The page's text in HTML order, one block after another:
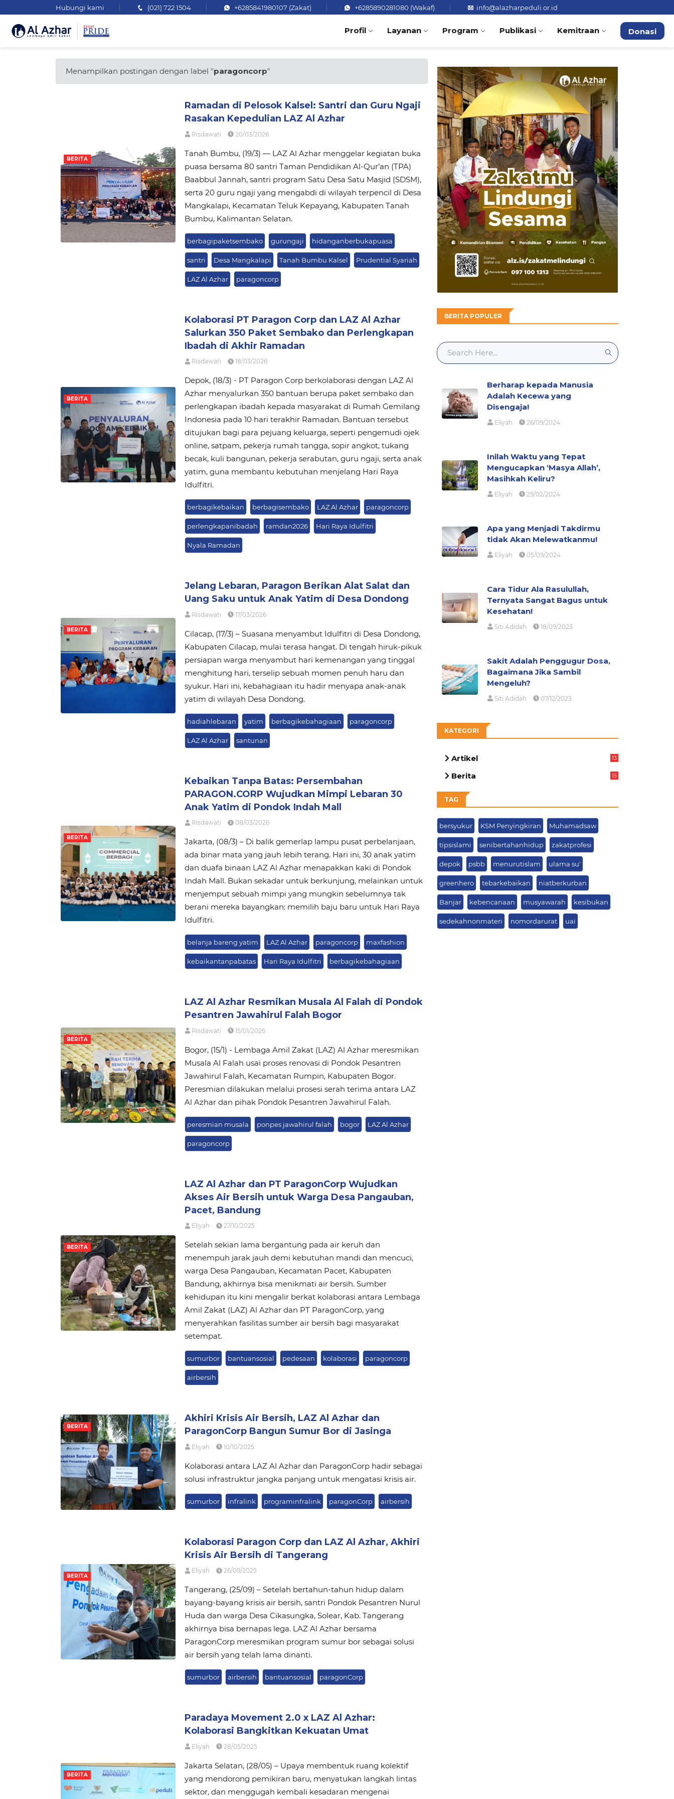
Hubungi kami (021) 722 1504 +6285841980107 (Zakat) +6285890281080 (Wakaf) info@alazharpeduli.or.id
Profil Layanan Program Publikasi Kemitraan Donasi
Menampilkan postingan dengan label "paragoncorp"
BERITA
Ramadan di Pelosok Kalsel: Santri dan Guru Ngaji
Rasakan Kepedulian LAZ Al Azhar
Risdawati 20/03/2026
Tanah Bumbu, (19/3) — LAZ Al Azhar menggelar kegiatan buka
puasa bersama 80 santri Taman Pendidikan Al-Qur’an (TPA)
Baabbul Jannah, santri program Satu Desa Satu Masjid (SDSM),
serta 20 guru ngaji yang mengabdi di wilayah terpencil di Desa
Mangkalapi, Kecamatan Teluk Kepayang, Kabupaten Tanah
Bumbu, Kalimantan Selatan.
berbagipaketsembako gurungaji hidanganberbukapuasa
santri Desa Mangkalapi Tanah Bumbu Kalsel Prudential Syariah
LAZ Al Azhar paragoncorp
BERITA
Kolaborasi PT Paragon Corp dan LAZ Al Azhar
Salurkan 350 Paket Sembako dan Perlengkapan
Ibadah di Akhir Ramadan
Risdawati 18/03/2026
Depok, (18/3) - PT Paragon Corp berkolaborasi dengan LAZ Al
Azhar menyalurkan 350 bantuan berupa paket sembako dan
perlengkapan ibadah kepada masyarakat di Rumah Gemilang
Indonesia pada 10 hari terakhir Ramadan. Bantuan tersebut
ditujukan bagi para pejuang keluarga, seperti pengemudi ojek
online, satpam, pekerja rumah tangga, sopir angkot, tukang
becak, kuli bangunan, pekerja serabutan, guru ngaji, serta anak
yatim, guna membantu kebutuhan menjelang Hari Raya
Idulfitri.
berbagikebaikan berbagisembako LAZ Al Azhar paragoncorp
perlengkapanibadah ramdan2026 Hari Raya Idulfitri
Nyala Ramadan
BERITA
Jelang Lebaran, Paragon Berikan Alat Salat dan
Uang Saku untuk Anak Yatim di Desa Dondong
Risdawati 17/03/2026
Cilacap, (17/3) – Suasana menyambut Idulfitri di Desa Dondong,
Kabupaten Cilacap, mulai terasa hangat. Di tengah hiruk-pikuk
persiapan warga menyambut hari kemenangan yang tinggal
menghitung hari, terselip sebuah momen penuh haru dan
syukur. Hari ini, kebahagiaan itu hadir menyapa anak-anak
yatim di wilayah Desa Dondong.
hadiahlebaran yatim berbagikebahagiaan paragoncorp
LAZ Al Azhar santunan
BERITA
Kebaikan Tanpa Batas: Persembahan
PARAGON.CORP Wujudkan Mimpi Lebaran 30
Anak Yatim di Pondok Indah Mall
Risdawati 08/03/2026
Jakarta, (08/3) – Di balik gemerlap lampu pusat perbelanjaan,
ada binar mata yang jauh lebih terang. Hari ini, 30 anak yatim
dan duafa binaan LAZ Al Azhar menapakkan kaki di Pondok
Indah Mall. Bukan sekadar untuk berkunjung, melainkan untuk
menjemput sebuah mimpi yang mungkin sebelumnya tak
berani mereka bayangkan: memilih baju baru untuk Hari Raya
Idulfitri.
belanja bareng yatim LAZ Al Azhar paragoncorp maxfashion
kebaikantanpabatas Hari Raya Idulfitri berbagikebahagiaan
BERITA
LAZ Al Azhar Resmikan Musala Al Falah di Pondok
Pesantren Jawahirul Falah Bogor
Risdawati 15/01/2026
Bogor, (15/1) - Lembaga Amil Zakat (LAZ) Al Azhar meresmikan
Musala Al Falah usai proses renovasi di Pondok Pesantren
Jawahirul Falah, Kecamatan Rumpin, Kabupaten Bogor.
Peresmian dilakukan melalui prosesi serah terima antara LAZ
Al Azhar dan pihak Pondok Pesantren Jawahirul Falah.
peresmian musala ponpes jawahirul falah bogor LAZ Al Azhar
paragoncorp
BERITA
LAZ Al Azhar dan PT ParagonCorp Wujudkan
Akses Air Bersih untuk Warga Desa Pangauban,
Pacet, Bandung
Eliyah 27/10/2025
Setelah sekian lama bergantung pada air keruh dan
menempuh jarak jauh demi kebutuhan mandi dan mencuci,
warga Desa Pangauban, Kecamatan Pacet, Kabupaten
Bandung, akhirnya bisa menikmati air bersih. Sumber
kehidupan itu kini mengalir berkat kolaborasi antara Lembaga
Amil Zakat (LAZ) Al Azhar dan PT ParagonCorp, yang
menyerahkan fasilitas sumber air bersih bagi masyarakat
setempat.
sumurbor bantuansosial pedesaan kolaborasi paragoncorp
airbersih
BERITA
Akhiri Krisis Air Bersih, LAZ Al Azhar dan
ParagonCorp Bangun Sumur Bor di Jasinga
Eliyah 10/10/2025
Kolaborasi antara LAZ Al Azhar dan ParagonCorp hadir sebagai
solusi infrastruktur jangka panjang untuk mengatasi krisis air.
sumurbor infralink programinfralink paragonCorp airbersih
BERITA
Kolaborasi Paragon Corp dan LAZ Al Azhar, Akhiri
Krisis Air Bersih di Tangerang
Eliyah 26/09/2025
Tangerang, (25/09) – Setelah bertahun-tahun hidup dalam
bayang-bayang krisis air bersih, santri Pondok Pesantren Nurul
Huda dan warga Desa Cikasungka, Solear, Kab. Tangerang
akhirnya bisa bernapas lega. LAZ Al Azhar bersama
ParagonCorp meresmikan program sumur bor sebagai solusi
air bersih yang telah lama dinanti.
sumurbor airbersih bantuansosial paragonCorp
BERITA
Paradaya Movement 2.0 x LAZ Al Azhar:
Kolaborasi Bangkitkan Kekuatan Umat
Eliyah 28/05/2025
Jakarta Selatan, (28/05) – Upaya membentuk ruang kolektif
yang mendorong pemikiran baru, menyatukan langkah lintas
sektor, dan menggugah kembali kesadaran mengenai
BERITA POPULER
Berharap kepada Manusia
Adalah Kecewa yang
Disengaja!
Eliyah 26/09/2024
Inilah Waktu yang Tepat
Mengucapkan ‘Masya Allah’,
Masihkah Keliru?
Eliyah 29/02/2024
Apa yang Menjadi Takdirmu
tidak Akan Melewatkanmu!
Eliyah 05/09/2024
Cara Tidur Ala Rasulullah,
Ternyata Sangat Bagus untuk
Kesehatan!
Siti Adidah 18/09/2023
Sakit Adalah Penggugur Dosa,
Bagaimana Jika Sambil
Mengeluh?
Siti Adidah 07/12/2023
KATEGORI
Artikel
13
Berita
15
TAG
bersyukur KSM Penyingkiran Muhamadsaw
tipsislami senibertahanhidup zakatprofesi
depok psbb menurutislam ulama su'
greenhero tebarkebaikan niatberkurban
Banjar kebencanaan musyawarah kesibukan
sedekahnonmateri nomordarurat uai